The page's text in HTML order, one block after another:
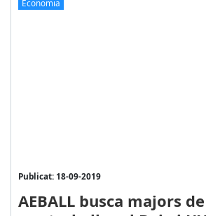
Economia
Publicat: 18-09-2019
AEBALL busca majors